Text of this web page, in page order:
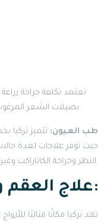
تعتمد تكلفة جراحة
بصيلات الشعر المرغوب زراعتها. وتختلف التكاليف باختلاف التقنيات.
طب العيون: تتميز تركيا
حيث توفر علاجات لعدة
النظر وجراحة الكاتاراكت وغيرها.
علاج العقم والإخصاب:
تعد تركيا مكانًا مثاليًا